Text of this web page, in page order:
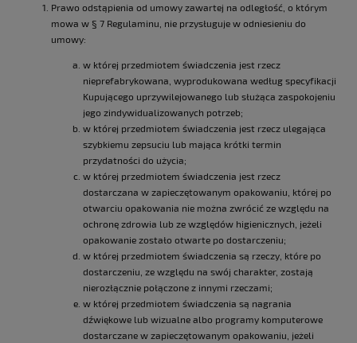
Prawo odstąpienia od umowy zawartej na odległość, o którym
mowa w § 7 Regulaminu, nie przysługuje w odniesieniu do
umowy:
w której przedmiotem świadczenia jest rzecz
nieprefabrykowana, wyprodukowana według specyfikacji
Kupującego uprzywilejowanego lub służąca zaspokojeniu
jego zindywidualizowanych potrzeb;
w której przedmiotem świadczenia jest rzecz ulegająca
szybkiemu zepsuciu lub mająca krótki termin
przydatności do użycia;
w której przedmiotem świadczenia jest rzecz
dostarczana w zapieczętowanym opakowaniu, której po
otwarciu opakowania nie można zwrócić ze względu na
ochronę zdrowia lub ze względów higienicznych, jeżeli
opakowanie zostało otwarte po dostarczeniu;
w której przedmiotem świadczenia są rzeczy, które po
dostarczeniu, ze względu na swój charakter, zostają
nierozłącznie połączone z innymi rzeczami;
w której przedmiotem świadczenia są nagrania
dźwiękowe lub wizualne albo programy komputerowe
dostarczane w zapieczętowanym opakowaniu, jeżeli